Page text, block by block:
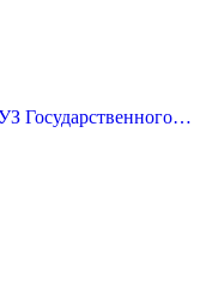
Государственного…